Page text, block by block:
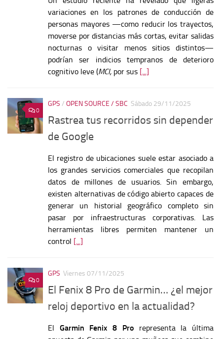
variaciones en los patrones de conducción de
personas mayores —como reducir los trayectos,
moverse por distancias más cortas, evitar salidas
nocturnas o visitar menos sitios distintos—
podrían ser indicios tempranos de deterioro
cognitivo leve (MCI, por sus [...]
0
GPS / OPEN SOURCE / SBC Sábado 29/11/2025
Rastrea tus recorridos sin depender
de Google
El registro de ubicaciones suele estar asociado a
los grandes servicios comerciales que recopilan
datos de millones de usuarios. Sin embargo,
existen alternativas de código abierto capaces de
generar un historial geográfico completo sin
pasar por infraestructuras corporativas. Las
herramientas libres permiten mantener un
control [...]
0
GPS Viernes 07/11/2025
El Fenix 8 Pro de Garmin… ¿el mejor
reloj deportivo en la actualidad?
El Garmin Fenix 8 Prorepresenta la última